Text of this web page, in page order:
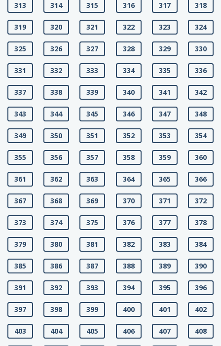
313 314 315 316 317 318
319 320 321 322 323 324
325 326 327 328 329 330
331 332 333 334 335 336
337 338 339 340 341 342
343 344 345 346 347 348
349 350 351 352 353 354
355 356 357 358 359 360
361 362 363 364 365 366
367 368 369 370 371 372
373 374 375 376 377 378
379 380 381 382 383 384
385 386 387 388 389 390
391 392 393 394 395 396
397 398 399 400 401 402
403 404 405 406 407 408